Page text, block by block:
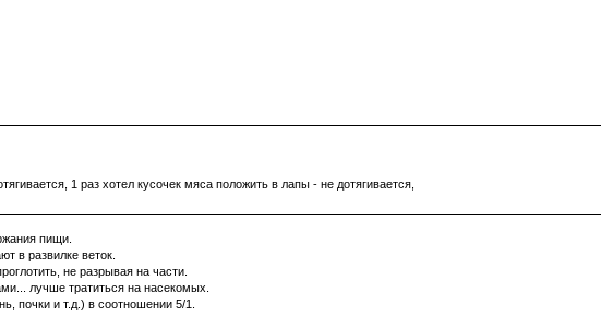
1 раз хотел кусочек мяса положить в лапы - не дотягивается,
пищи.
в развилке веток.
не разрывая на части.
лучше тратиться на насекомых.
почки и т.д.) в соотношении 5/1.